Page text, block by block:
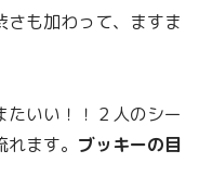
も加わって、ますま
いい！！２人のシー
ます。 ブッキーの目